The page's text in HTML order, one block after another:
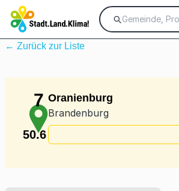
← Zurück zur Liste
7 Oranienburg
Brandenburg
50.6